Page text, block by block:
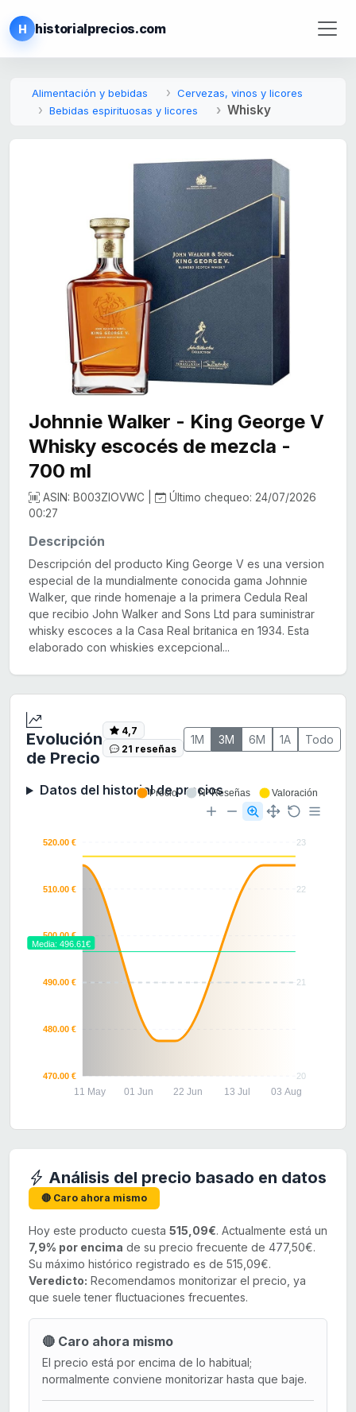
H historialprecios.com
Alimentación y bebidas
Cervezas, vinos y licores
Bebidas espirituosas y licores
Whisky
Johnnie Walker - King George V
Whisky escocés de mezcla -
700 ml
ASIN: B003ZIOVWC |
Último chequeo: 24/07/2026
00:27
Descripción
Descripción del producto King George V es una version
especial de la mundialmente conocida gama Johnnie
Walker, que rinde homenaje a la primera Cedula Real
que recibio John Walker and Sons Ltd para suministrar
whisky escoces a la Casa Real britanica en 1934. Esta
elaborado con whiskies excepcional...
Evolución
de Precio
4,7
21 reseñas
1M 3M 6M 1A Todo
Datos del historial de precios
23
22
21
20
520.00 €
510.00 €
500.00 €
490.00 €
480.00 €
470.00 €
11 May 01 Jun 22 Jun 13 Jul 03 Aug
Media: 496.61€
Precio Nº Reseñas Valoración
Análisis del precio basado en datos
🔴 Caro ahora mismo
Hoy este producto cuesta 515,09€. Actualmente está un
7,9% por encima de su precio frecuente de 477,50€.
Su máximo histórico registrado es de 515,09€.
Veredicto: Recomendamos monitorizar el precio, ya
que suele tener fluctuaciones frecuentes.
🔴 Caro ahora mismo
El precio está por encima de lo habitual;
normalmente conviene monitorizar hasta que baje.